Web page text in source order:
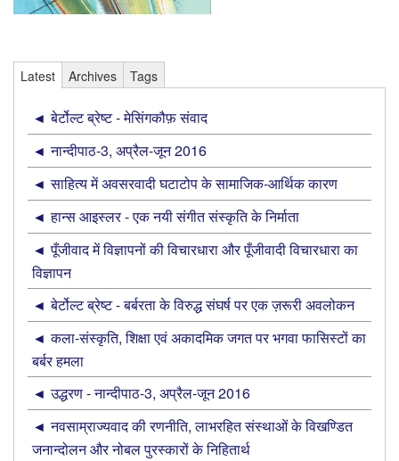
Latest
बेर्टोल्ट ब्रेष्ट - मेसिंगकौफ़ संवाद
नान्‍दीपाठ-3, अप्रैल-जून 2016
साहित्य में अवसरवादी घटाटोप के सामाजिक-आर्थिक कारण
हान्स आइस्लर - एक नयी संगीत संस्कृति के निर्माता
पूँजीवाद में विज्ञापनों की विचारधारा और पूँजीवादी विचारधारा का
विज्ञापन
बेर्टोल्ट ब्रेष्ट - बर्बरता के विरुद्ध संघर्ष पर एक ज़रूरी अवलोकन
कला-संस्कृति, शिक्षा एवं अकादमिक जगत पर भगवा फासिस्टों का
बर्बर हमला
उद्धरण - नान्‍दीपाठ-3, अप्रैल-जून 2016
नवसाम्राज्यवाद की रणनीति, लाभरहित संस्थाओं के विखण्डित
जनान्दोलन और नोबल पुरस्कारों के निहितार्थ
Archives Tags